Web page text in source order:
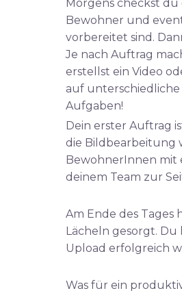
Morgens checkst
Bewohner und
vorbereitet sind.
Je nach Auftrag
erstellst ein Video
auf unterschiedliche
Aufgaben!
Dein erster Auftrag
die Bildbearbeitung
BewohnerInnen mit
deinem Team zur
Am Ende des
Lächeln gesorgt.
Upload erfolgreich
Was für ein